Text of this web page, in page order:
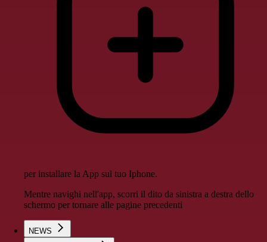
per installare la App sul tuo Iphone.
Mentre navighi nell'app, scorri il dito da sinistra a destra dello
schermo per tornare alle pagine precedenti
NEWS